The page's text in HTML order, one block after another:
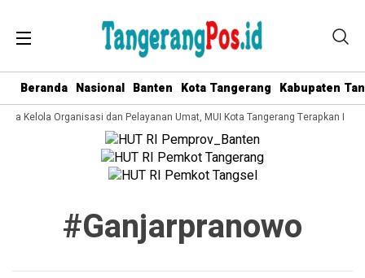
Beranda Nasional Banten Kota Tangerang Kabupaten
Kelola Organisasi dan Pelayanan Umat, MUI Kota Tangerang Terapkan ISO
#ganjarpranowo